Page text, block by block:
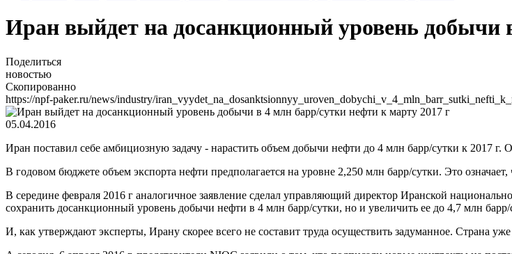
Иран выйдет на досанкционный уровень добычи
Поделиться
новостью
Скопированно
https://npf-paker.ru/news/industry/
05.04.2016
Иран поставил себе амбициозную задачу - нарастить объем добычи нефти до 4 млн барр/сутки к 2017
В годовом бюджете объем экспорта нефти предполагается на уровне 2,250 млн барр/сутки. Это
В середине февраля 2016 г аналогичное заявление сделал управляющий директор Иранской
сохранить досанкционный уровень добычи нефти в 4 млн барр/сутки, но и увеличить ее до 4,7 млн барр/
И, как утверждают эксперты, Ирану скорее всего не составит труда осуществить задуманное. Страна